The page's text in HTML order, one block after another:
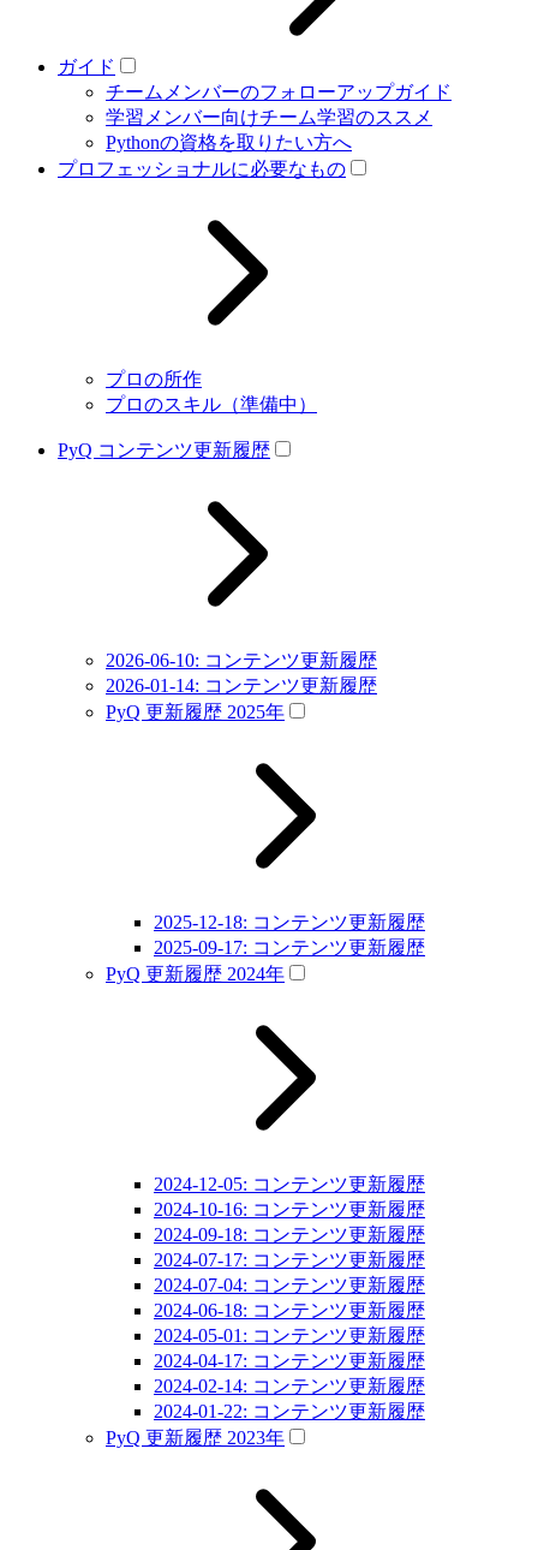
ガイド
チームメンバーのフォローアップガイド
学習メンバー向けチーム学習のススメ
Pythonの資格を取りたい方へ
プロフェッショナルに必要なもの
プロの所作
プロのスキル（準備中）
PyQ コンテンツ更新履歴
2026-06-10: コンテンツ更新履歴
2026-01-14: コンテンツ更新履歴
PyQ 更新履歴 2025年
2025-12-18: コンテンツ更新履歴
2025-09-17: コンテンツ更新履歴
PyQ 更新履歴 2024年
2024-12-05: コンテンツ更新履歴
2024-10-16: コンテンツ更新履歴
2024-09-18: コンテンツ更新履歴
2024-07-17: コンテンツ更新履歴
2024-07-04: コンテンツ更新履歴
2024-06-18: コンテンツ更新履歴
2024-05-01: コンテンツ更新履歴
2024-04-17: コンテンツ更新履歴
2024-02-14: コンテンツ更新履歴
2024-01-22: コンテンツ更新履歴
PyQ 更新履歴 2023年